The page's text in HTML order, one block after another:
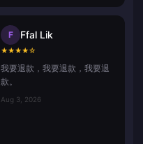
F Ffal Lik
★★★★☆
我要退款，我要退款，我要退
款。
Aug 3, 2026